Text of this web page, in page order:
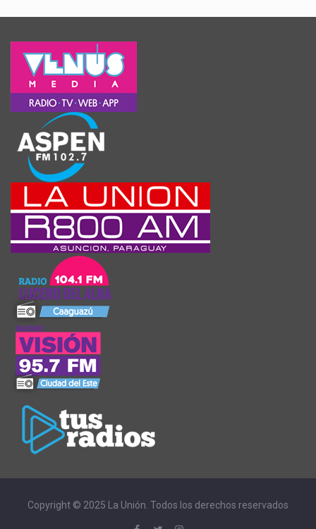
Copyright © 2025 La Unión. Todos los derechos reservados